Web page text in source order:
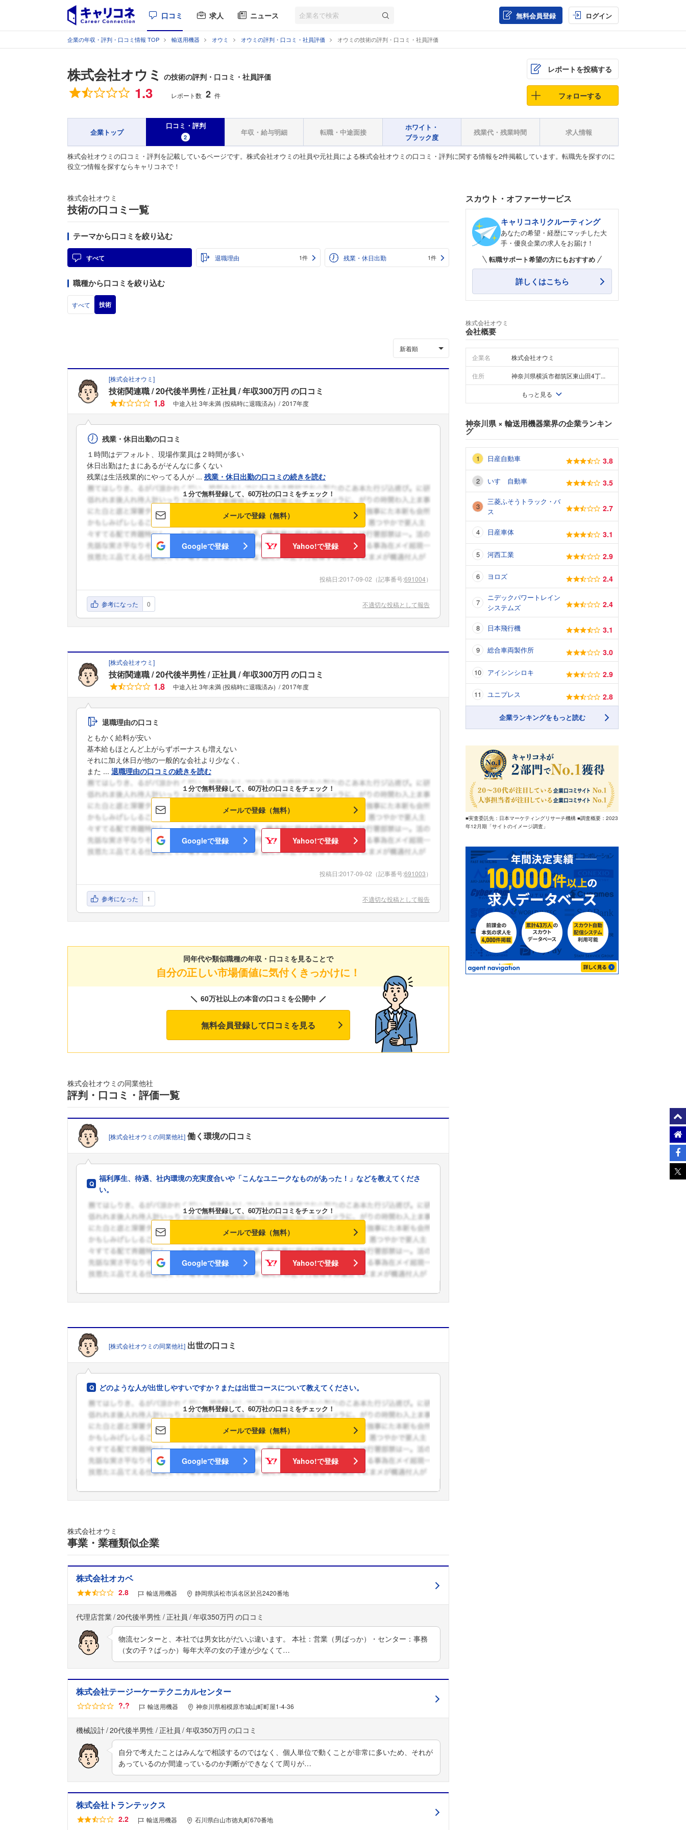
口コミ 求人 ニュース 無料会員登録 ログイン
企業の年収・評判・口コミ情報 TOP 輸送用機器 オウミ オウミの評判・口コミ・社員評価 オウミの技術の評判・口コミ・社員評価
株式会社オウミ の技術の評判・口コミ・社員評価
総合評価
1.3 レポート数 2 件
レポートを投稿する
フォローする
企業トップ
口コミ・評判
2
年収・給与明細 転職・中途面接
ホワイト・
ブラック度
残業代・残業時間 求人情報
株式会社オウミの口コミ・評判を記載しているページです。株式会社オウミの社員や元社員による株式会社オウミの口コミ・評判に関する情報を2件掲載しています。転職先を探すのに
役立つ情報を探すならキャリコネで！
こちらの企業もフォローしませんか？
株式会社オウミ
技術の口コミ一覧
テーマから口コミを絞り込む
すべて 退職理由 1件 残業・休日出勤 1件
職種から口コミを絞り込む
すべて 技術
新着順
[株式会社オウミ ]
技術関連職 20代後半男性 正社員 年収300万円 の口コミ
1.8
中途入社 3年未満 (投稿時に退職済み) 2017年度
残業・休日出勤の口コミ
１時間はデフォルト、現場作業員は２時間が多い
休日出勤はたまにあるがそんなに多くない
残業は生活残業的にやってる人が ... 残業・休日出勤の口コミの続きを読む
１分で無料登録して、60万社の口コミをチェック！
メールで登録（無料）
Googleで登録 Yahoo!で登録
投稿日:2017-09-02 （記事番号:691004）
参考になった 0 不適切な投稿として報告
[株式会社オウミ ]
技術関連職 20代後半男性 正社員 年収300万円 の口コミ
1.8
中途入社 3年未満 (投稿時に退職済み) 2017年度
退職理由の口コミ
ともかく給料が安い
基本給もほとんど上がらずボーナスも増えない
それに加え休日が他の一般的な会社より少なく、
また ... 退職理由の口コミの続きを読む
１分で無料登録して、60万社の口コミをチェック！
メールで登録（無料）
Googleで登録 Yahoo!で登録
投稿日:2017-09-02 （記事番号:691003）
参考になった 1 不適切な投稿として報告
同年代や類似職種の年収・口コミを見ることで
自分の正しい市場価値に気付くきっかけに！
60万社以上の本音の口コミを公開中
無料会員登録して口コミを見る
株式会社オウミの同業他社
評判・口コミ・評価一覧
[株式会社オウミの同業他社] 働く環境の口コミ
福利厚生、待遇、社内環境の充実度合いや「こんなユニークなものがあった！」などを教えてくださ
い。
１分で無料登録して、60万社の口コミをチェック！
メールで登録（無料）
Googleで登録 Yahoo!で登録
[株式会社オウミの同業他社] 出世の口コミ
どのような人が出世しやすいですか？または出世コースについて教えてください。
１分で無料登録して、60万社の口コミをチェック！
メールで登録（無料）
Googleで登録 Yahoo!で登録
株式会社オウミ
事業・業種類似企業
株式会社オカベ
2.8 輸送用機器 静岡県浜松市浜名区於呂2420番地
代理店営業 20代後半男性 正社員 年収350万円
物流センターと、本社では男女比がだいぶ違います。 本社：営業（男ばっか）・センター：事務
（女の子？ばっか）毎年大卒の女の子達が少なくて…
株式会社テージーケーテクニカルセンター
?.? 輸送用機器 神奈川県相模原市城山町町屋1-4-36
機械設計 20代後半男性 正社員 年収350万円
自分で考えたことはみんなで相談するのではなく、個人単位で動くことが非常に多いため、それが
あっているのか間違っているのか判断ができなくて周りが…
株式会社トランテックス
2.2 輸送用機器 石川県白山市徳丸町670番地
スカウト・オファーサービス
キャリコネリクルーティング
あなたの希望・経歴にマッチした大
手・優良企業の求人をお届け！
転職サポート希望の方にもおすすめ
詳しくはこちら
株式会社オウミ
会社概要
企業名 株式会社オウミ
住所 神奈川県横浜市都筑区東山田4丁...
もっと見る
神奈川県× 輸送用機器業界の企業ランキン
グ
日産自動車 3.8
いすゞ自動車 3.5
三菱ふそうトラック・バ
ス
2.7
日産車体 3.1
河西工業 2.9
ヨロズ 2.4
ニデックパワートレイン
システムズ
2.4
日本飛行機 3.1
総合車両製作所 3.0
アイシンシロキ 2.9
ユニプレス 2.8
企業ランキングをもっと読む
■実査委託先：日本マーケティングリサーチ機構 ■調査概要：2023
年12月期「サイトのイメージ調査」